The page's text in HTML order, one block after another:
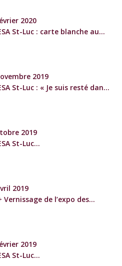
2020
St-Luc : carte blanche au
2019
St-Luc : « Je suis resté dans
2019
St-Luc
2019
Vernissage de l’expo des
2019
St-Luc